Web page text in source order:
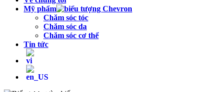
Mỹ phẩm
Chăm sóc tóc
Chăm sóc da
Chăm sóc cơ thể
Tin tức